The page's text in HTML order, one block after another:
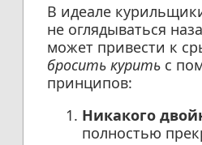
В идеале
не оглядываться
может привести к
бросить куритьс
принципов:
Никакого
полностью